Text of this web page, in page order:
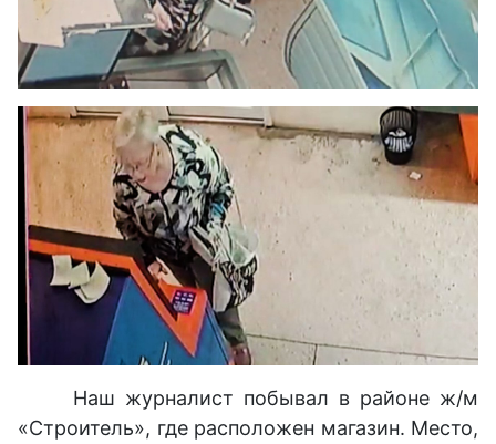
Наш журналист побывал в районе ж/м
«Строитель», где расположен магазин. Место,